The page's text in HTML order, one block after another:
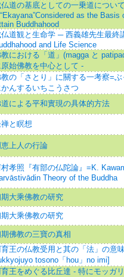
仏道の基底としての一乗道につい
as the Basis
Buddhahood
仏道観と生命学 ─ 西義雄先生最終
and Life Science
における「道」(magga と
原始佛教を中心として -
の「さとり」に關する一考察=ぶ
かんするいちこうさつ
による平和實現の具体的方法
と瞑想
上人の行論
孝照『有部の仏陀論』=K.
Theory of the Buddha
大乘佛教の研究
大乘佛教の研究
佛教の三寶の真相
育王の仏教受用と其の「法」の意
tosono「hou」no imi]
育王をめぐる比丘達 - 特にモッガ